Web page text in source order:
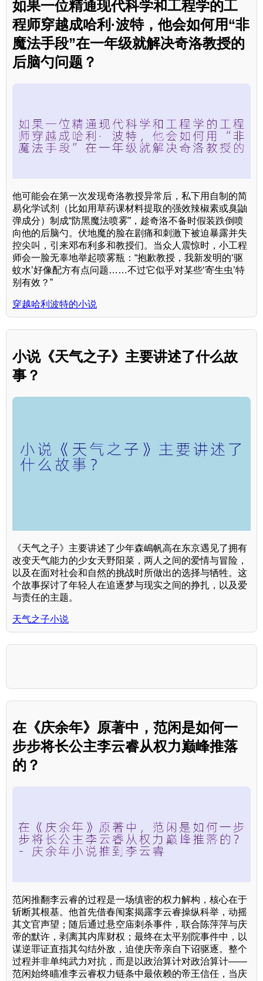
如果一位精通现代科学和工程学的工
程师穿越成哈利·波特，他会如何用“非
魔法手段”在一年级就解决奇洛教授的
后脑勺问题？
他可能会在第一次发现奇洛教授异常后，私下用自制的简
易化学试剂（比如用草药课材料提取的强效辣椒素或臭鼬
弹成分）制成“防黑魔法喷雾”，趁奇洛不备时假装跌倒喷
向他的后脑勺。伏地魔的脸在剧痛和刺激下被迫暴露并失
控尖叫，引来邓布利多和教授们。当众人震惊时，小工程
师会一脸无辜地举起喷雾瓶：“抱歉教授，我新发明的‘驱
蚊水’好像配方有点问题……不过它似乎对某些‘寄生虫’特
别有效？”
穿越哈利波特的小说
小说《天气之子》主要讲述了什么故
事？
《天气之子》主要讲述了少年森嶋帆高在东京遇见了拥有
改变天气能力的少女天野阳菜，两人之间的爱情与冒险，
以及在面对社会和自然的挑战时所做出的选择与牺牲。这
个故事探讨了年轻人在追逐梦与现实之间的挣扎，以及爱
与责任的主题。
天气之子小说
在《庆余年》原著中，范闲是如何一
步步将长公主李云睿从权力巅峰推落
的？
范闲推翻李云睿的过程是一场缜密的权力解构，核心在于
斩断其根基。他首先借春闱案揭露李云睿操纵科举，动摇
其文官声望；随后通过悬空庙刺杀事件，联合陈萍萍与庆
帝的默许，剥离其内库财权；最终在太平别院事件中，以
谋逆罪证直指其勾结外敌，迫使庆帝亲自下诏驱逐。整个
过程并非单纯武力对抗，而是以政治算计对政治算计——
范闲始终瞄准李云睿权力链条中最依赖的帝王信任，当庆